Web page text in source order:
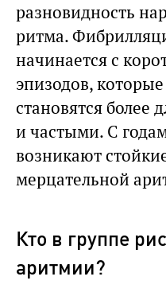
разновидность
ритма.
начинается с
эпизодов,
становятся более
и частыми. С
возникают
мерцательной
Кто в группе
аритмии?